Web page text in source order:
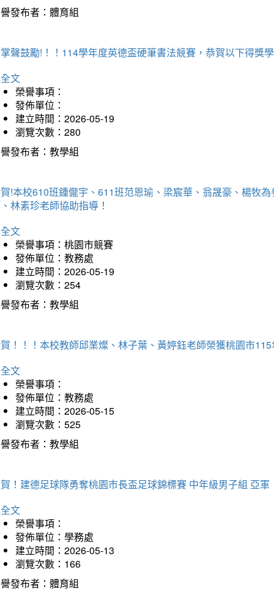
發布者：體育組
聲鼓勵!！！114學年度英德盃硬筆書法競賽，恭賀以下得獎
文
榮譽事項：
發佈單位：
建立時間：2026-05-19
瀏覽次數：280
發布者：教學組
!本校610班鍾儱宇、611班范恩瑜、梁宸華、翁晟豪、楊牧
林素珍老師協助指導！
文
榮譽事項：桃園市競賽
發佈單位：教務處
建立時間：2026-05-19
瀏覽次數：254
發布者：教學組
！！！本校教師邱業燦、林子葉、黃婷鈺老師榮獲桃園市
文
榮譽事項：
發佈單位：教務處
建立時間：2026-05-15
瀏覽次數：525
發布者：教學組
！建德足球隊勇奪桃園市長盃足球錦標賽 中年級男子組 亞軍
文
榮譽事項：
發佈單位：學務處
建立時間：2026-05-13
瀏覽次數：166
發布者：體育組